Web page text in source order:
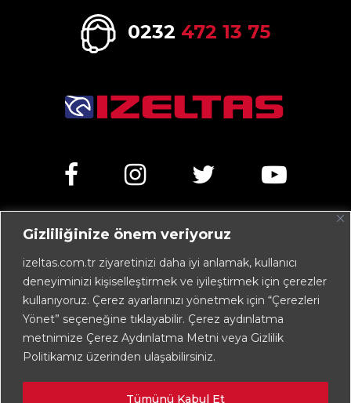
Gizliliğinize önem veriyoruz
izeltas.com.tr ziyaretinizi daha iyi anlamak, kullanıcı
deneyiminizi kişiselleştirmek ve iyileştirmek için çerezler
kullanıyoruz. Çerez ayarlarınızı yönetmek için “Çerezleri
Yönet” seçeneğine tıklayabilir. Çerez aydınlatma
metnimize Çerez Aydınlatma Metni veya Gizlilik
Politikamız üzerinden ulaşabilirsiniz.
Tümünü Kabul Et
0232 472 13 75
TÜRKİYE
+90 232 472 13 75 (pbx)
+90 232 472 13 78
info@izeltas.com.tr